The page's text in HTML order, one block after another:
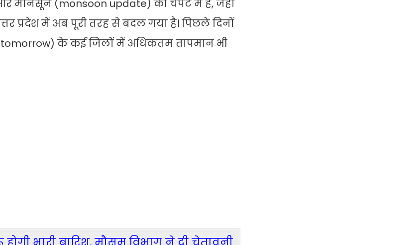
मानसून (monsoon update) की चपेट में हैं, जहां
प्रदेश में अब पूरी तरह से बदल गया है। पिछले दिनों
tomorrow) के कई जिलों में अधिकतम तापमान भी